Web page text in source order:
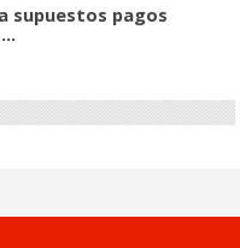
supuestos pagos